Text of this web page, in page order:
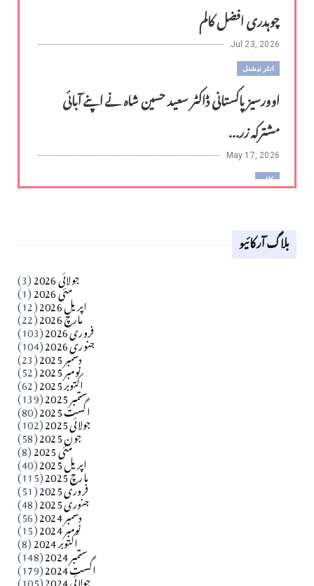
چوہدری افضل کالم
Jul 23, 2026
انٹر نیشنل
اوورسیز پاکستانی ڈاکٹر سعید حسین شاہ نے اپنے آبائی
مشترکہ زر...
May 17, 2026
کالم
Apr 18, 2026
آزاد کشمیر جیسے احتجاج کی ضرورت ہے؟ از،،، ظہیرالدین
بلاگ آرکائیو
جولائی 2026 (3) مئی 2026 (1) اپریل 2026 (12) مارچ 2026 (22) فروری 2026 (103) جنوری 2026 (104) دسمبر 2025 (23) نومبر 2025 (52) اکتوبر 2025 (62) ستمبر 2025 (139) اگست 2025 (80) جولائی 2025 (102) جون 2025 (58) مئی 2025 (8) اپریل 2025 (40) مارچ 2025 (115) فروری 2025 (51) جنوری 2025 (48) دسمبر 2024 (56) نومبر 2024 (15) اکتوبر 2024 (8) ستمبر 2024 (148) اگست 2024 (179)